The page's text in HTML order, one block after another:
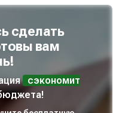
сделать
вам
сэкономит